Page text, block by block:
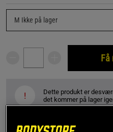
M Ikke på lager
Få
!
Dette produkt er
det kommer på lager